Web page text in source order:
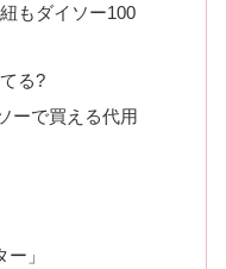
もダイソー100
る?
ーで買える代用
」